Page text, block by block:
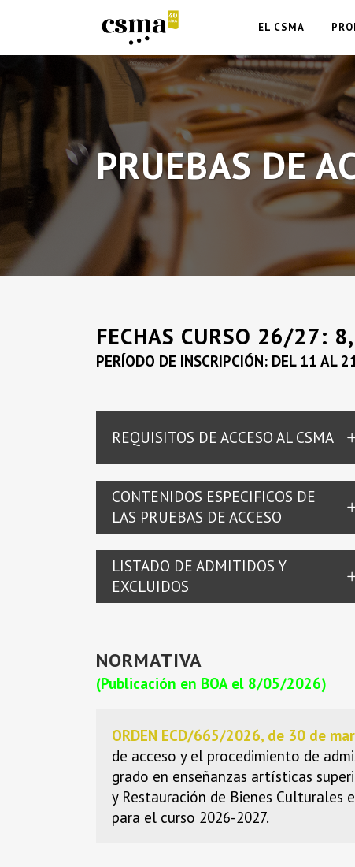
EL CSMA
PRUEBAS DE
FECHAS CURSO 26/27:
PERÍODO DE INSCRIPCIÓN: DEL 11 AL
REQUISITOS DE ACCESO AL CSMA
CONTENIDOS ESPECIFICOS DE
LAS PRUEBAS DE ACCESO
LISTADO DE ADMITIDOS Y
EXCLUIDOS
NORMATIVA
(Publicación en BOA el 8/05/2026)
ORDEN ECD/665/2026, de 30 de
de acceso y el procedimiento de
grado en enseñanzas artísticas
y Restauración de Bienes Culturales
para el curso 2026-2027.